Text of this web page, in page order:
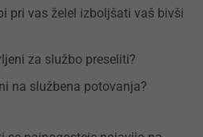
pri vas želel izboljšati vaš bivši
za službo preseliti?
na službena potovanja?